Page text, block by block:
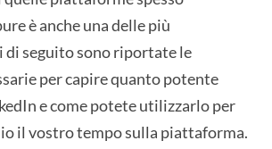
è anche una delle più
seguito sono riportate le
per capire quanto potente
e come potete utilizzarlo per
il vostro tempo sulla piattaforma.